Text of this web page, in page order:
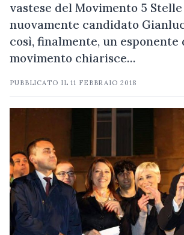
vastese del Movimento 5 Stelle
nuovamente candidato
così, finalmente, un esponente
movimento chiarisce…
PUBBLICATO IL11 FEBBRAIO 2018